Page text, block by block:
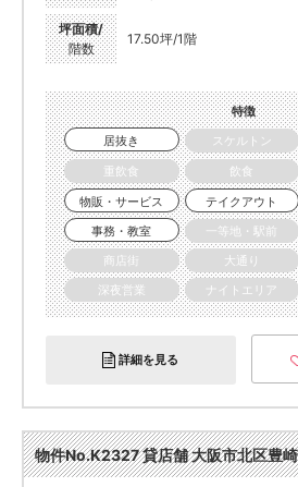
坪面積/
階数
17.50坪/1階
特徴
居抜き
スケルトン
重飲食
飲食
物販・サービス
テイクアウト
事務・教室
一等地・駅前
商店街
大通り
深夜営業
ナイトエリア
詳細を見る
物件No.K2327 貸店舗 大阪市北区豊